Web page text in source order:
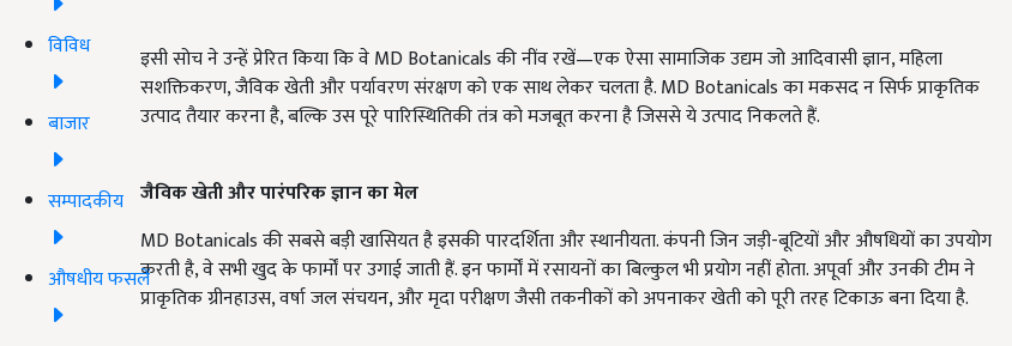
विविध
बाजार
सम्पादकीय
औषधीय फसलें
इसी सोच ने उन्हें प्रेरित किया कि वे MD Botanicals की नींव रखें—एक ऐसा सामाजिक उद्यम जो आदिवासी ज्ञान, महिला
सशक्तिकरण, जैविक खेती और पर्यावरण संरक्षण को एक साथ लेकर चलता है. MD Botanicals का मकसद न सिर्फ प्राकृतिक
उत्पाद तैयार करना है, बल्कि उस पूरे पारिस्थितिकी तंत्र को मजबूत करना है जिससे ये उत्पाद निकलते हैं.
जैविक खेती और पारंपरिक ज्ञान का मेल
MD Botanicals की सबसे बड़ी खासियत है इसकी पारदर्शिता और स्थानीयता. कंपनी जिन जड़ी-बूटियों और औषधियों का उपयोग
करती है, वे सभी खुद के फार्मों पर उगाई जाती हैं. इन फार्मों में रसायनों का बिल्कुल भी प्रयोग नहीं होता. अपूर्वा और उनकी टीम ने
प्राकृतिक ग्रीनहाउस, वर्षा जल संचयन, और मृदा परीक्षण जैसी तकनीकों को अपनाकर खेती को पूरी तरह टिकाऊ बना दिया है.